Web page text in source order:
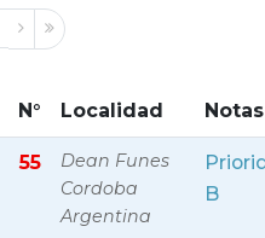
N° Localidad Notas
55
Dean Funes
Cordoba
Argentina
B